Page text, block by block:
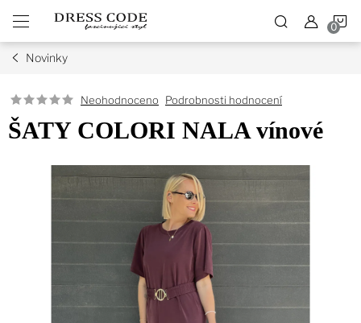
obsah
Novinky
Neohodnoceno Podrobnosti hodnocení
ŠATY COLORI NALA vínové